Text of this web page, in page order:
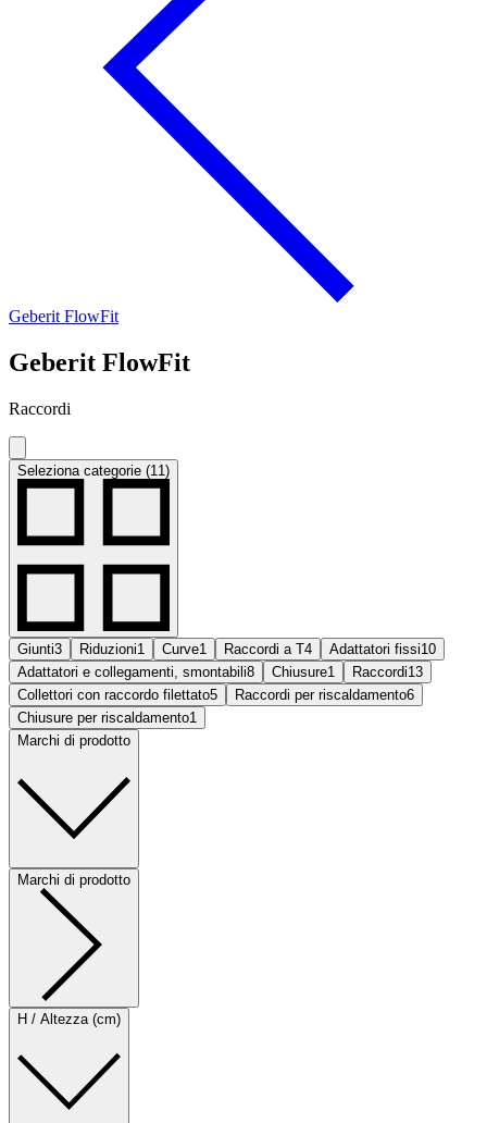
Geberit FlowFit
Geberit FlowFit
Raccordi
Seleziona categorie (11)
Giunti3 Riduzioni1 Curve1 Raccordi a T4 Adattatori fissi10
Adattatori e collegamenti, smontabili8 Chiusure1 Raccordi13
Collettori con raccordo filettato5 Raccordi per riscaldamento6
Chiusure per riscaldamento1
Marchi di prodotto
Marchi di prodotto
H / Altezza (cm)